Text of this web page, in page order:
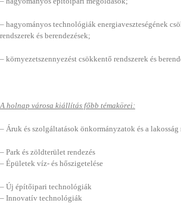
– hagyományos technológiák energiaveszteségének
rendszerek és berendezések;
– környezetszennyezést csökkentő rendszerek és
A holnap városa kiállítás főbb témakörei:
– Áruk és szolgáltatások önkormányzatok és a lakosság
– Park és zöldterület rendezés
– Épületek víz- és hőszigetelése
– Új építőipari technológiák
– Innovatív technológiák